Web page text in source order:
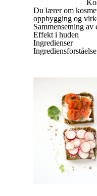
Du lærer om
oppbygging og
Sammensetning av
Effekt i huden
Ingredienser
Ingrediensforståelse